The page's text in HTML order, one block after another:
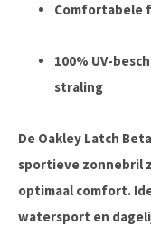
Comfortabele
100% UV-
straling
De Oakley Latch
sportieve zonnebril
optimaal comfort.
watersport en